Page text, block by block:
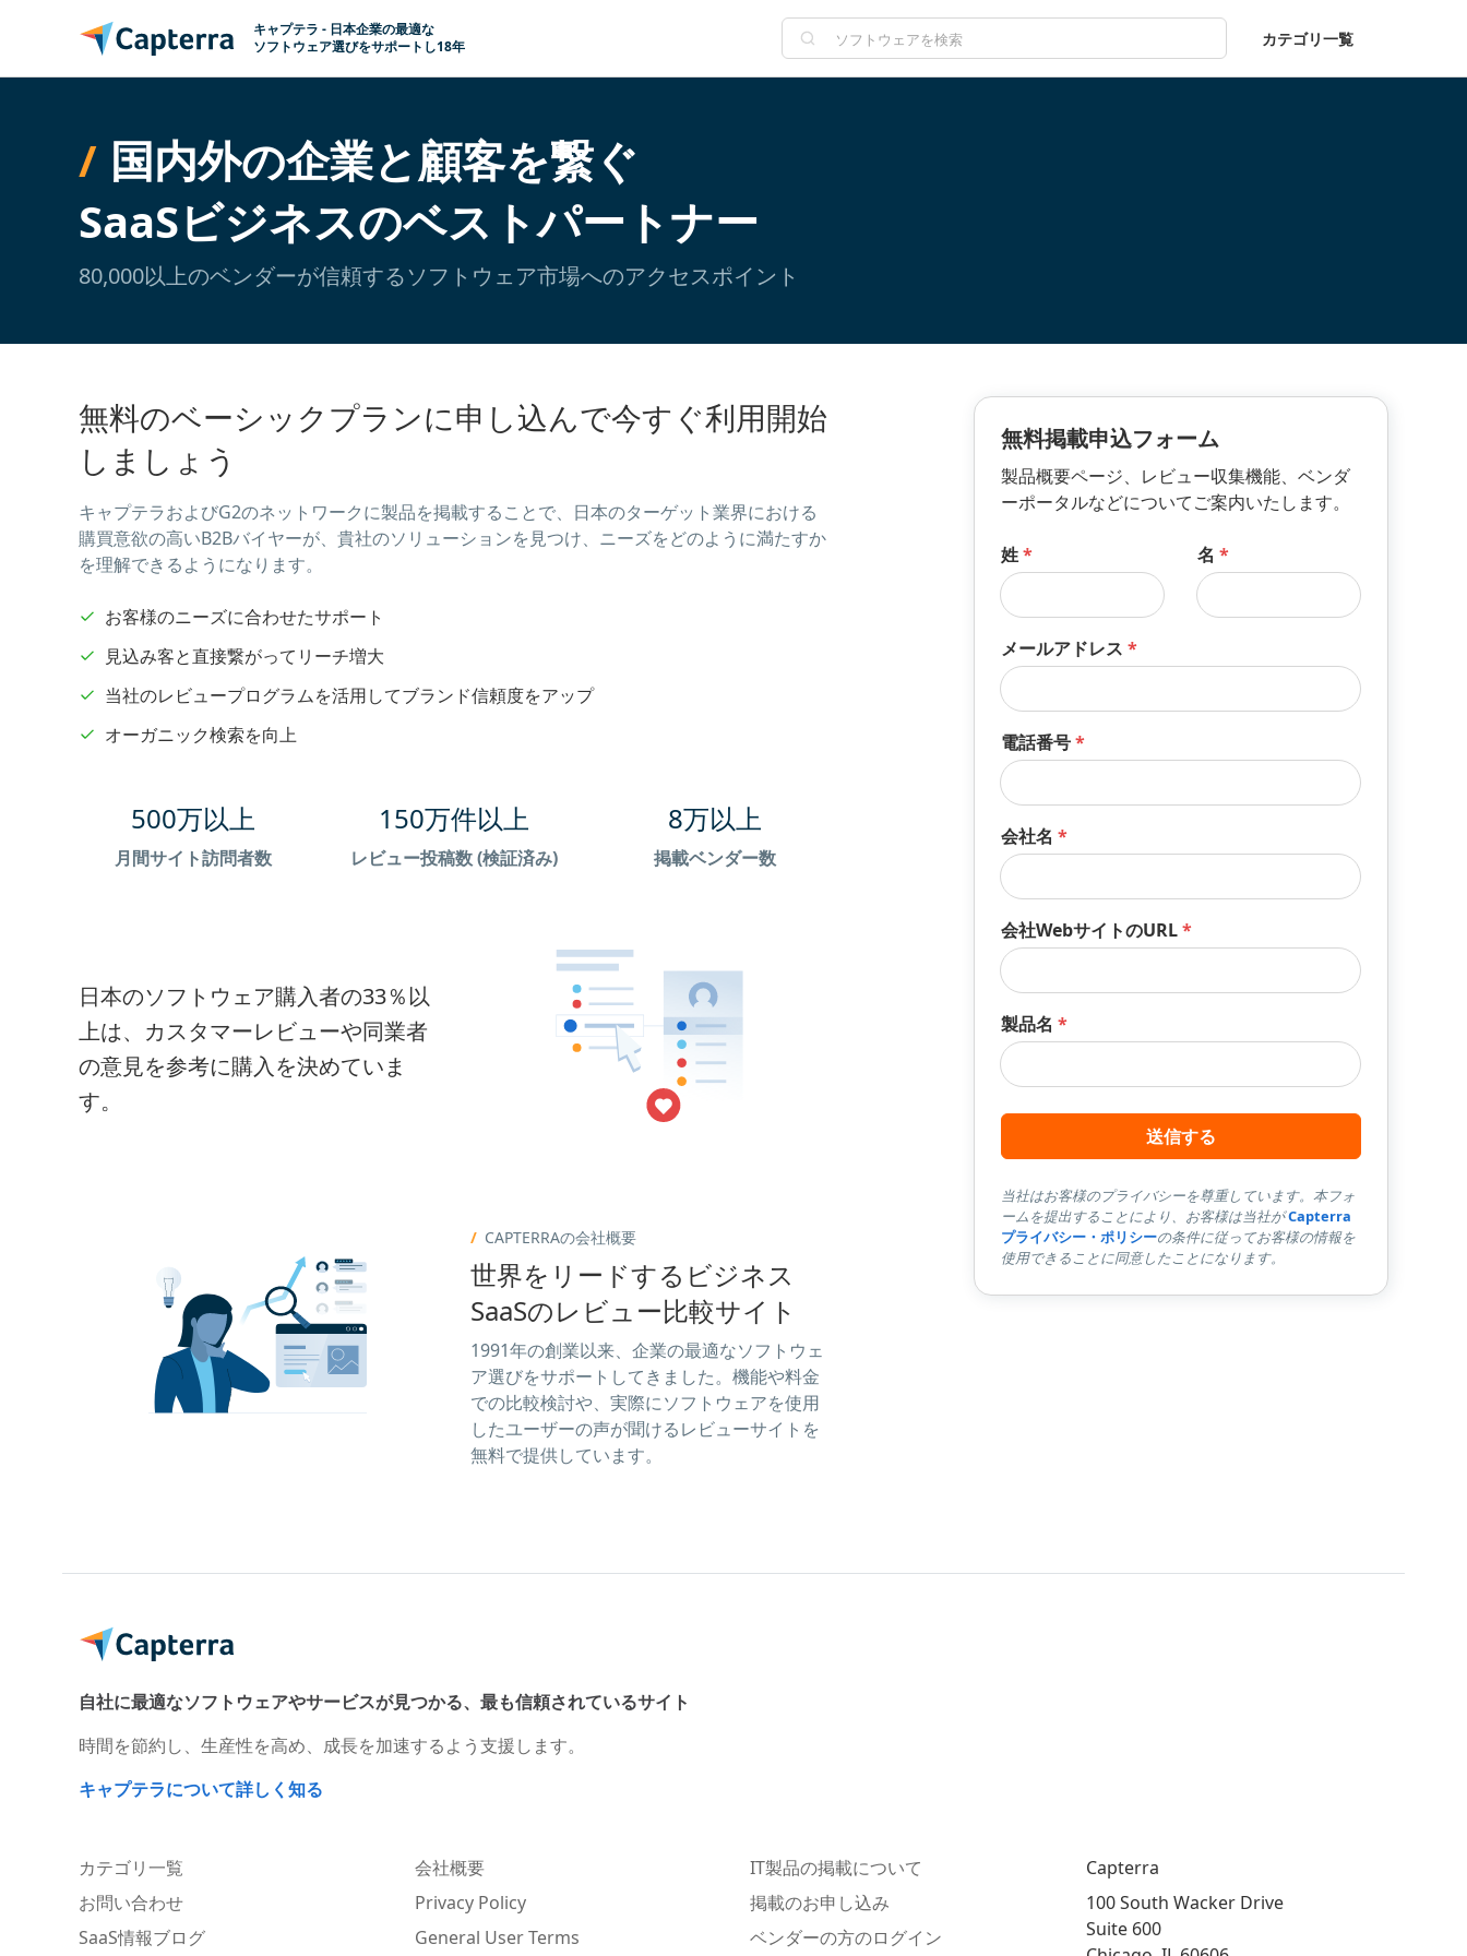
コンテンツに移動
キャプテラ - 日本企業の最適な
ソフトウェア選びをサポートし18年
カテゴリ一覧
国内外の企業と顧客を繋ぐ
SaaSビジネスのベストパートナー
80,000以上のベンダーが信頼するソフトウェア市場へのアクセスポイント
無料のベーシックプランに申し込んで今すぐ利用開始
しましょう
キャプテラおよびG2のネットワークに製品を掲載することで、日本のターゲット業界における
購買意欲の高いB2Bバイヤーが、貴社のソリューションを見つけ、ニーズをどのように満たすか
を理解できるようになります。
お客様のニーズに合わせたサポート
見込み客と直接繋がってリーチ増大
当社のレビュープログラムを活用してブランド信頼度をアップ
オーガニック検索を向上
500万以上
月間サイト訪問者数
150万件以上
レビュー投稿数 (検証済み)
8万以上
掲載ベンダー数
日本のソフトウェア購入者の33％以
上は、カスタマーレビューや同業者
の意見を参考に購入を決めていま
す。
CAPTERRAの会社概要
世界をリードするビジネス
SaaSのレビュー比較サイト
1991年の創業以来、企業の最適なソフトウェ
ア選びをサポートしてきました。機能や料金
での比較検討や、実際にソフトウェアを使用
したユーザーの声が聞けるレビューサイトを
無料で提供しています。
無料掲載申込フォーム
製品概要ページ、レビュー収集機能、ベンダ
ーポータルなどについてご案内いたします。
姓* 名 *
メールアドレス *
電話番号*
会社名 *
会社WebサイトのURL*
製品名 *
送信する
当社はお客様のプライバシーを尊重しています。本フォ
ームを提出することにより、お客様は当社がCapterra
プライバシー・ポリシーの条件に従ってお客様の情報を
使用できることに同意したことになります。
自社に最適なソフトウェアやサービスが見つかる、最も信頼されているサイト
時間を節約し、生産性を高め、成長を加速するよう支援します。
キャプテラについて詳しく知る
カテゴリ一覧
お問い合わせ
SaaS情報ブログ
会社概要
Privacy Policy
General User Terms
IT製品の掲載について
掲載のお申し込み
ベンダーの方のログイン
Capterra
100 South Wacker Drive
Suite 600